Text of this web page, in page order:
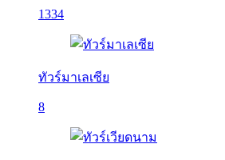
1334
ทัวร์มาเลเซีย
8